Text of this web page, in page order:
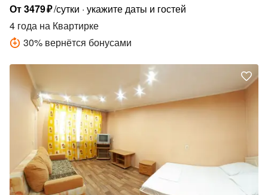
От3479₽/сутки укажите даты и гостей
4 года на Квартирке
30% вернётся бонусами